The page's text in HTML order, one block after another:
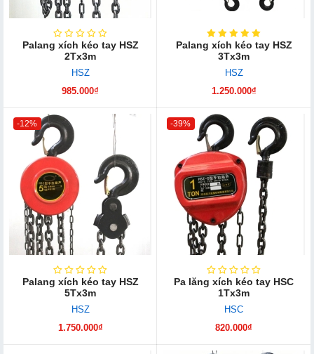
Palang xích kéo tay HSZ
2Tx3m
HSZ
985.000₫
Palang xích kéo tay HSZ
3Tx3m
HSZ
1.250.000₫
-12%
Palang xích kéo tay HSZ
5Tx3m
HSZ
1.750.000₫
-39%
Pa lăng xích kéo tay HSC
1Tx3m
HSC
820.000₫